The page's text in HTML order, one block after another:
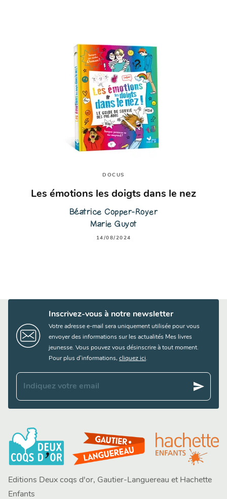
DOCUS
Les émotions les doigts dans le nez
Béatrice Copper-Royer
Marie Guyot
14/08/2024
Inscrivez-vous à notre newsletter
Votre adresse e-mail sera uniquement utilisée pour vous
envoyer des informations sur les actualités Mes livres
jeunesse. Vous pouvez vous désinscrire à tout moment.
Pour plus d’informations, cliquez ici.
Indiquez votre email send
Editions Deux coqs d'or, Gautier-Languereau et Hachette
Enfants